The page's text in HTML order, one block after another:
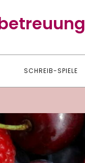
SCHREIB-SPIELE